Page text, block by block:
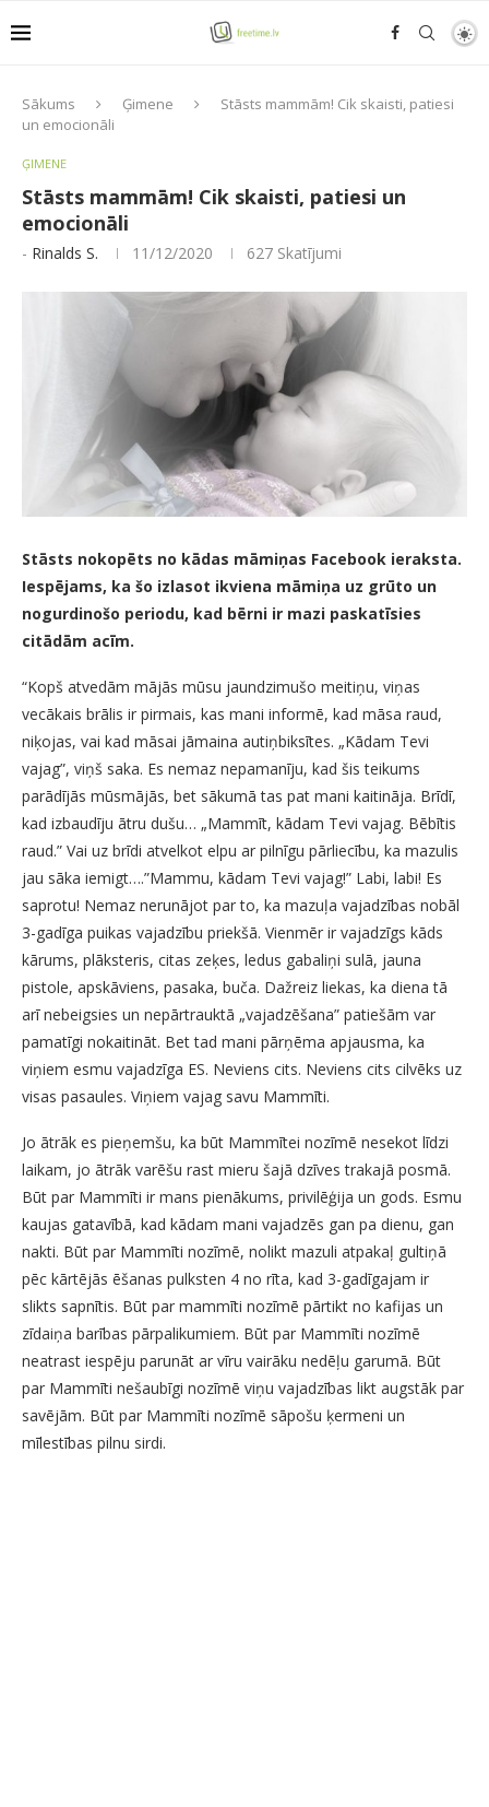
Sākums Ģimene
Stāsts mammām! Cik skaisti, patiesi
un emocionāli
ĢIMENE
Stāsts mammām! Cik skaisti, patiesi un
emocionāli
- Rinalds S. 11/12/2020 627 Skatījumi
Stāsts nokopēts no kādas māmiņas Facebook ieraksta.
Iespējams, ka šo izlasot ikviena māmiņa uz grūto un
nogurdinošo periodu, kad bērni ir mazi paskatīsies
citādām acīm.
“Kopš atvedām mājās mūsu jaundzimušo meitiņu, viņas
vecākais brālis ir pirmais, kas mani informē, kad māsa raud,
niķojas, vai kad māsai jāmaina autiņbiksītes. „Kādam Tevi
vajag”, viņš saka. Es nemaz nepamanīju, kad šis teikums
parādījās mūsmājās, bet sākumā tas pat mani kaitināja. Brīdī,
kad izbaudīju ātru dušu… „Mammīt, kādam Tevi vajag. Bēbītis
raud.” Vai uz brīdi atvelkot elpu ar pilnīgu pārliecību, ka mazulis
jau sāka iemigt….”Mammu, kādam Tevi vajag!” Labi, labi! Es
saprotu! Nemaz nerunājot par to, ka mazuļa vajadzības nobāl
3-gadīga puikas vajadzību priekšā. Vienmēr ir vajadzīgs kāds
kārums, plāksteris, citas zeķes, ledus gabaliņi sulā, jauna
pistole, apskāviens, pasaka, buča. Dažreiz liekas, ka diena tā
arī nebeigsies un nepārtrauktā „vajadzēšana” patiešām var
pamatīgi nokaitināt. Bet tad mani pārņēma apjausma, ka
viņiem esmu vajadzīga ES. Neviens cits. Neviens cits cilvēks uz
visas pasaules. Viņiem vajag savu Mammīti.
Jo ātrāk es pieņemšu, ka būt Mammītei nozīmē nesekot līdzi
laikam, jo ātrāk varēšu rast mieru šajā dzīves trakajā posmā.
Būt par Mammīti ir mans pienākums, privilēģija un gods. Esmu
kaujas gatavībā, kad kādam mani vajadzēs gan pa dienu, gan
nakti. Būt par Mammīti nozīmē, nolikt mazuli atpakaļ gultiņā
pēc kārtējās ēšanas pulksten 4 no rīta, kad 3-gadīgajam ir
slikts sapnītis. Būt par mammīti nozīmē pārtikt no kafijas un
zīdaiņa barības pārpalikumiem. Būt par Mammīti nozīmē
neatrast iespēju parunāt ar vīru vairāku nedēļu garumā. Būt
par Mammīti nešaubīgi nozīmē viņu vajadzības likt augstāk par
savējām. Būt par Mammīti nozīmē sāpošu ķermeni un
mīlestības pilnu sirdi.